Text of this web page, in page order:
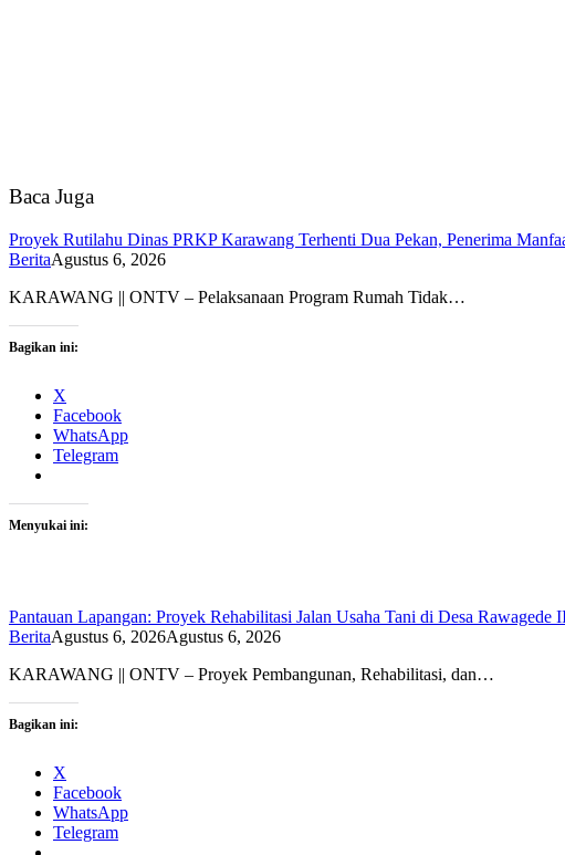
Baca Juga
Proyek Rutilahu Dinas PRKP Karawang Terhenti Dua Pekan, Penerima
BeritaAgustus 6, 2026
KARAWANG || ONTV – Pelaksanaan Program Rumah Tidak…
Bagikan ini:
X
Facebook
WhatsApp
Telegram
Menyukai ini:
Pantauan Lapangan: Proyek Rehabilitasi Jalan Usaha Tani di Desa Rawagede
BeritaAgustus 6, 2026Agustus 6, 2026
KARAWANG || ONTV – Proyek Pembangunan, Rehabilitasi, dan…
Bagikan ini:
X
Facebook
WhatsApp
Telegram